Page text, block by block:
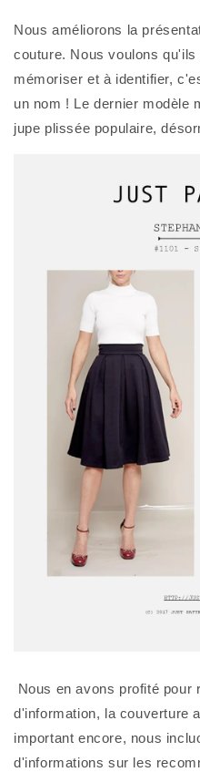
Nous améliorons la
couture. Nous voulons
mémoriser et à identifier,
un nom ! Le dernier modèle
jupe plissée populaire,
d'information, la couverture
important encore, nous
d'informations sur les